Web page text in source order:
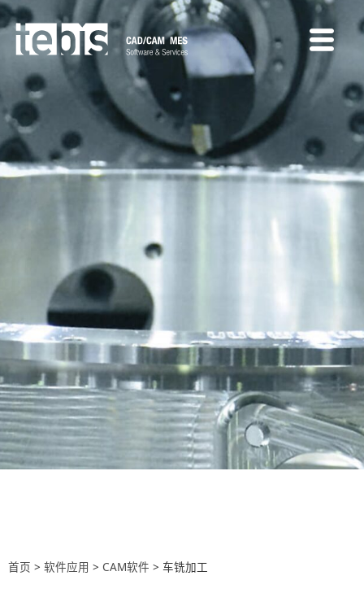
首页 > 软件应用 > CAM软件 > 车铣加工